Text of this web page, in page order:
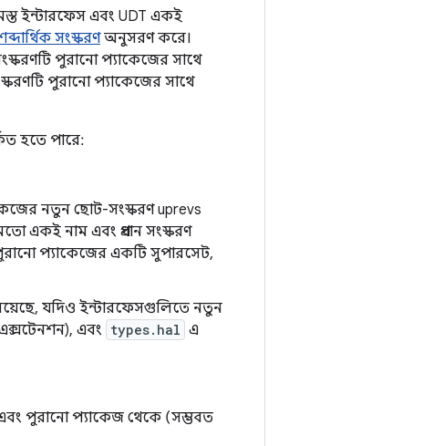
ইন্টারফেস এবং UDT একই
সংস্করণঅনুসরণ করে।
পুরানো প্যাকেজের সাথে
পুরানো প্যাকেজের সাথে
হতে পারে:
নতুন ছোট-সংস্করণ uprevs
একই নাম এবং প্রধান সংস্করণ
প্যাকেজের একটি সুপারসেট,
যদিও ইন্টারফেসগুলিতে নতুন
এবং types.hal এ
এবং পুরানো প্যাকেজ থেকে (সম্ভবত